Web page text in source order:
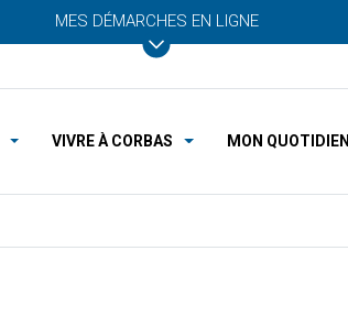
MES DÉMARCHES EN LIGNE
VIVRE À CORBAS MON QUOTIDIEN